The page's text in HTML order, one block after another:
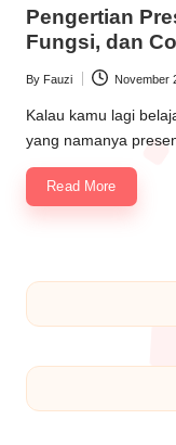
Pengertian
Fungsi, dan
By Fauzi November
Kalau kamu lagi
yang namanya
Read More